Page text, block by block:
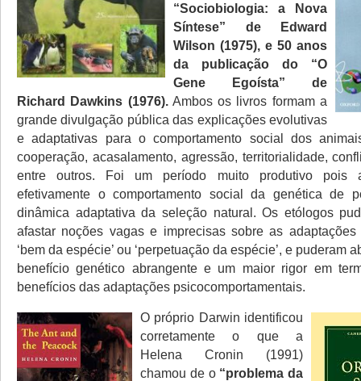
“Sociobiologia: a Nova
Síntese” de Edward
Wilson (1975), e 50 anos
da publicação do “O
Gene Egoísta” de
Richard Dawkins (1976).Ambos os livros formam a
grande divulgação pública das explicações evolutivas
e adaptativas para o comportamento social dos
cooperação, acasalamento, agressão, territorialidade,
entre outros. Foi um período muito produtivo pois
efetivamente o comportamento social da genética de
dinâmica adaptativa da seleção natural. Os etólogos
afastar noções vagas e imprecisas sobre as
‘bem da espécie’ ou ‘perpetuação da espécie’, e puderam
benefício genético abrangente e um maior rigor em
benefícios das adaptações psicocomportamentais.
O próprio Darwin identificou
corretamente o que a
Helena Cronin (1991)
chamou de o “problema da